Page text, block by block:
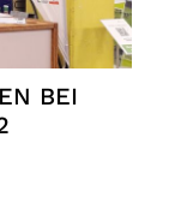
BEI